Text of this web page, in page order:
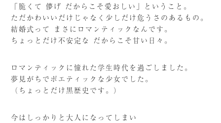
「脆くて 儚げ だからこそ愛おしい」ということ。
ただかわいいだけじゃなく少しだけ危うさのあるもの。
結婚式って まさにロマンティックなんです。
ちょっとだけ不安定な だからこそ甘い日々。
ロマンティックに憧れた学生時代を過ごしました。
夢見がちでポエティックな少女でした。
（ちょっとだけ黒歴史です。）
今はしっかりと大人になってしまい